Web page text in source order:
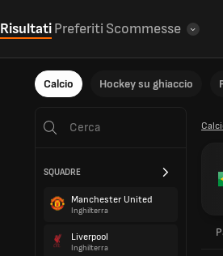
RisultatiPreferiti Scommesse
Calcio Hockey su ghiaccio
SQUADRE
Manchester United
Inghilterra
Liverpool
Inghilterra